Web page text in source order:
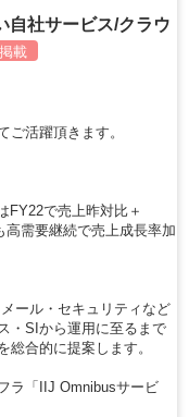
自社サービス/クラウ
載
ご活躍頂きます。
FY22で売上昨対比＋
需要継続で売上成長率加
ール・セキュリティなど
・SIから運用に至るまで
合的に提案します。
ラ「IIJ Omnibusサービ